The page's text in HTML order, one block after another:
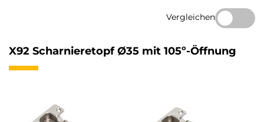
Vergleichen
X92 Scharnieretopf Ø35 mit 105º-Öffnung